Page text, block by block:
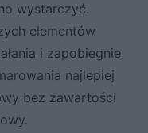
wystarczyć.
elementów
i zapobiegnie
najlepiej
bez zawartości